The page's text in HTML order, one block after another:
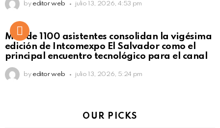
by editor web julio 13, 2026, 4:53 pm
Más de 1100 asistentes consolidan la vigésima
edición de Intcomexpo El Salvador como el
principal encuentro tecnológico para el canal
by editor web julio 13, 2026, 5:24 pm
OUR PICKS